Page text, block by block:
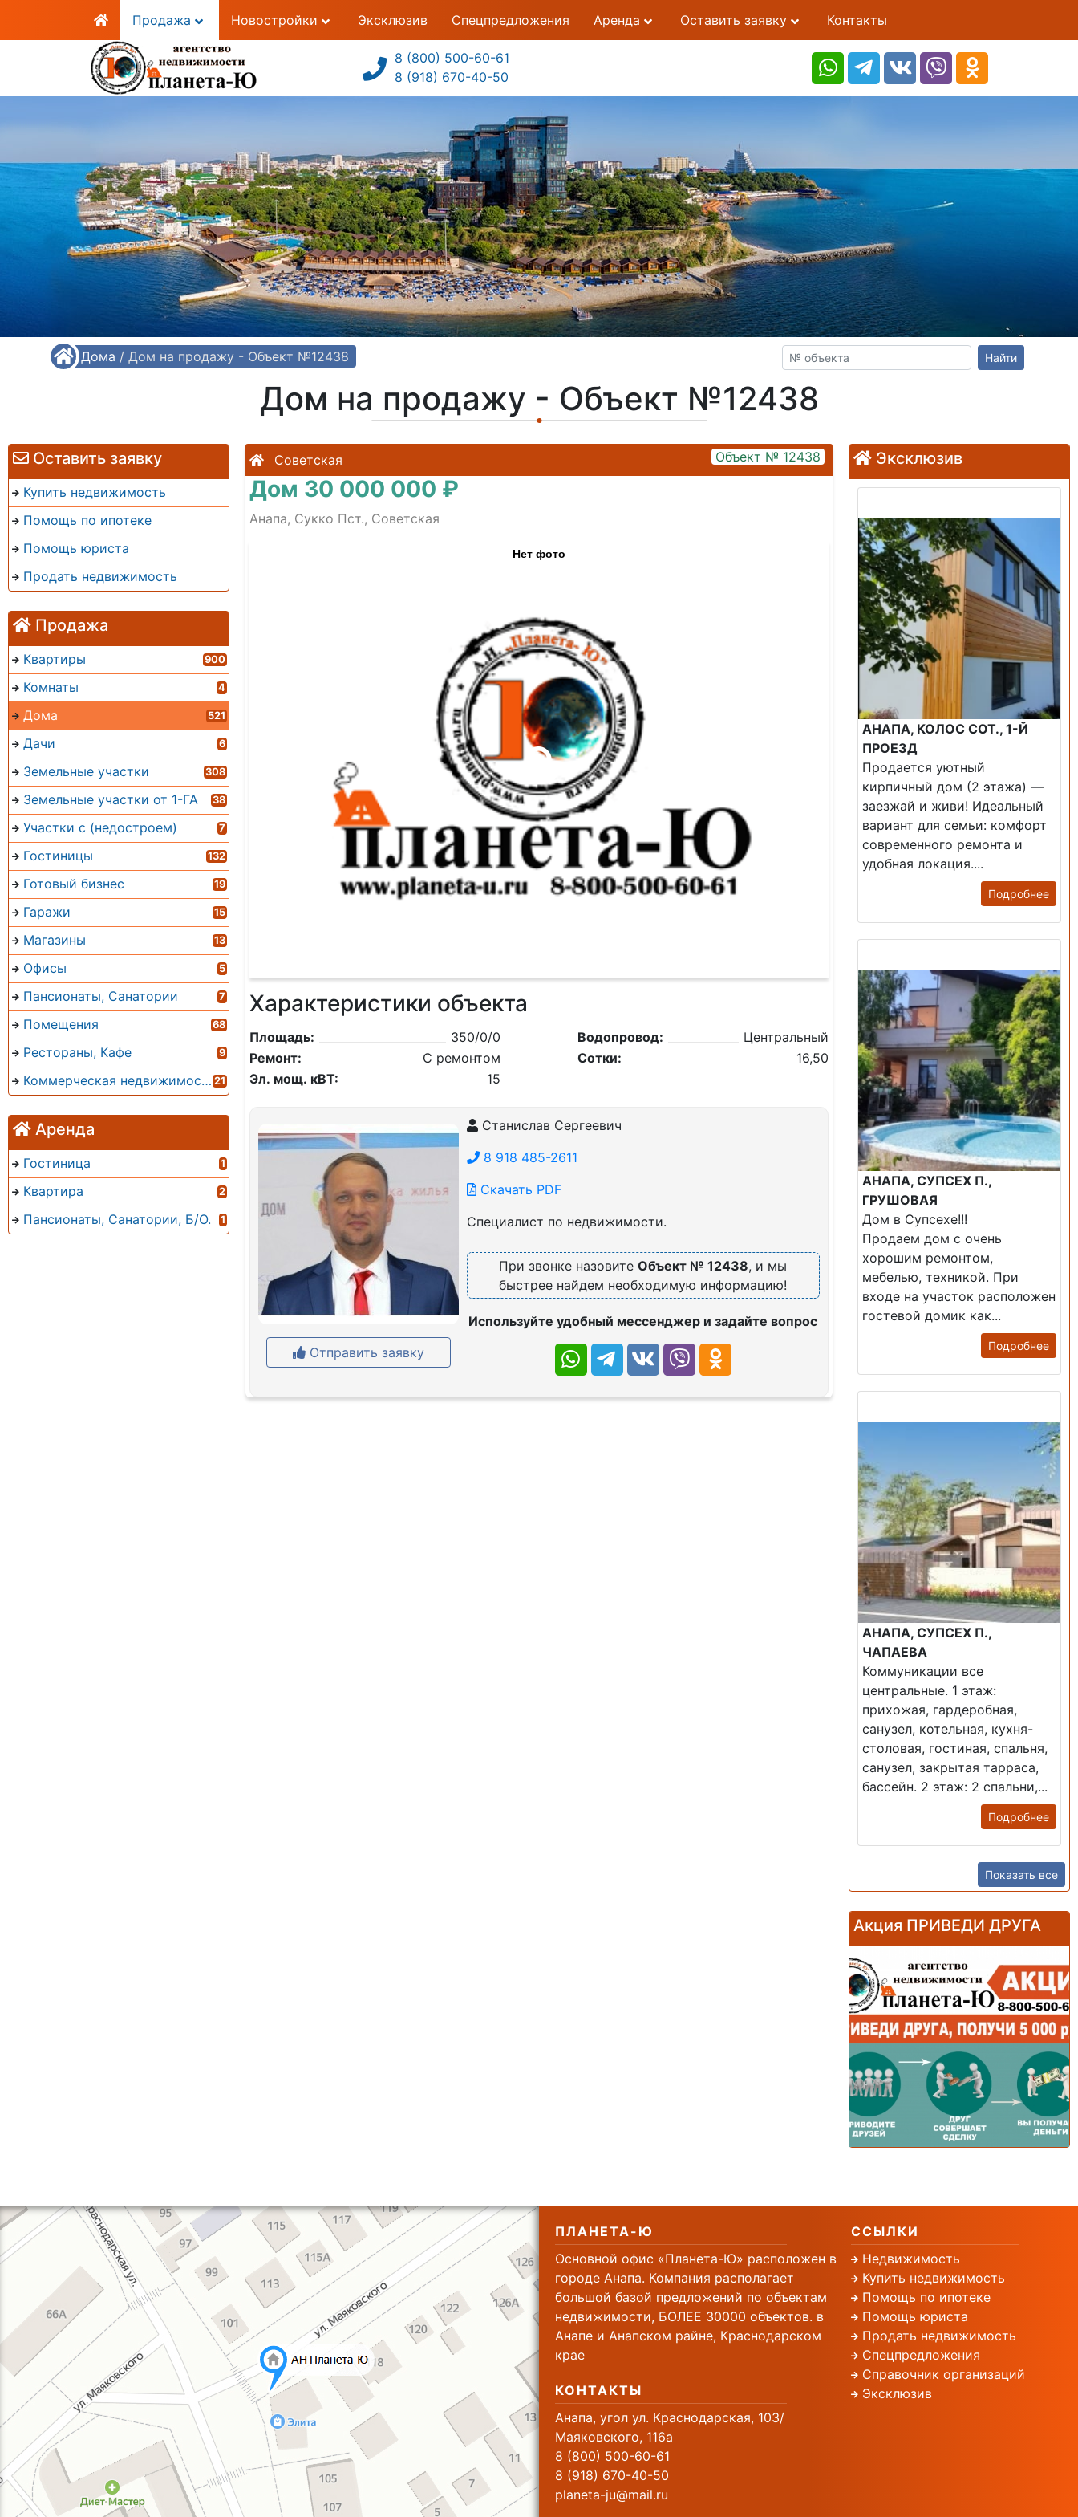
Продажа Новостройки Эксклюзив Спецпредложения Аренда Оставить заявку Контакты
8 (800) 500-60-61
8 (918) 670-40-50
/ Дома / Дом на продажу - Объект №12438 Найти
Дом на продажу - Объект №12438
Оставить заявку
Купить недвижимость
Помощь по ипотеке
Помощь юриста
Продать недвижимость
Продажа
Квартиры 900
Комнаты 4
Дома 521
Дачи 6
Земельные участки 308
Земельные участки от 1-ГА 38
Участки с (недостроем) 7
Гостиницы 132
Готовый бизнес 19
Гаражи 15
Магазины 13
Офисы 5
Пансионаты, Санатории 7
Помещения 68
Рестораны, Кафе 9
Коммерческая недвижимость 21
Аренда
Гостиница 1
Квартира 2
Пансионаты, Санатории, Б/О. 1
Советская Объект № 12438
Дом 30 000 000 ₽
Анапа, Сукко Пст., Советская
Нет фото
Характеристики объекта
Площадь:
350/0/0
Ремонт:
С ремонтом
Эл. мощ. кВТ:
15
Водопровод:
Центральный
Сотки:
16,50
Отправить заявку
Станислав Сергеевич
8 918 485-2611
Скачать PDF
Специалист по недвижимости.
При звонке назовитеОбъект № 12438, и мы
быстрее найдем необходимую информацию!
Используйте удобный мессенджер и задайте вопрос
Эксклюзив
АНАПА, КОЛОС СОТ., 1-Й
ПРОЕЗД
Продается уютный
кирпичный дом (2 этажа) —
заезжай и живи! ​Идеальный
вариант для семьи: комфорт
современного ремонта и
удобная локация....
Подробнее
АНАПА, СУПСЕХ П.,
ГРУШОВАЯ
Дом в Супсехе!!!
Продаем дом с очень
хорошим ремонтом,
мебелью, техникой. При
входе на участок расположен
гостевой домик как...
Подробнее
АНАПА, СУПСЕХ П.,
ЧАПАЕВА
Коммуникации все
центральные. 1 этаж:
прихожая, гардеробная,
санузел, котельная, кухня-
столовая, гостиная, спальня,
санузел, закрытая тарраса,
бассейн. 2 этаж: 2 спальни,...
Подробнее
Показать все
Акция ПРИВЕДИ ДРУГА
ПЛАНЕТА-Ю
Основной офис «Планета-Ю» расположен в
городе Анапа. Компания располагает
большой базой предложений по объектам
недвижимости, БОЛЕЕ 30000 объектов. в
Анапе и Анапском райне, Краснодарском
крае
КОНТАКТЫ
Анапа, угол ул. Краснодарская, 103/
Маяковского, 116а
8 (800) 500-60-61
8 (918) 670-40-50
planeta-ju@mail.ru
ССЫЛКИ
Недвижимость
Купить недвижимость
Помощь по ипотеке
Помощь юриста
Продать недвижимость
Спецпредложения
Справочник организаций
Эксклюзив